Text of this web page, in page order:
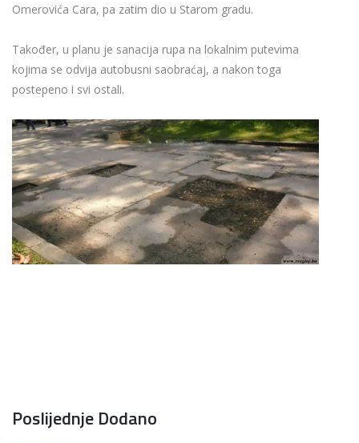
Omerovića Cara, pa zatim dio u Starom gradu.
Također, u planu je sanacija rupa na lokalnim putevima
kojima se odvija autobusni saobraćaj, a nakon toga
postepeno i svi ostali.
Poslijednje Dodano